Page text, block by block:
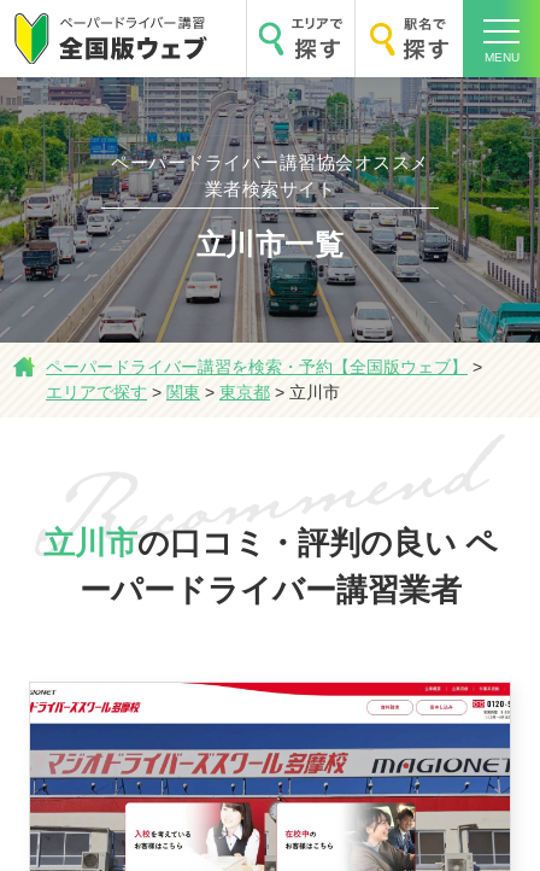
MENU
ホーム
おすすめ業者
ペーパードライバー講習協会オススメ
業者検索サイト
立川市一覧
ペーパードライバー講習を検索・予約【全国版ウェブ】
>
エリアで探す > 関東 > 東京都 > 立川市
立川市の口コミ・評判の良い ペ
ーパードライバー講習業者